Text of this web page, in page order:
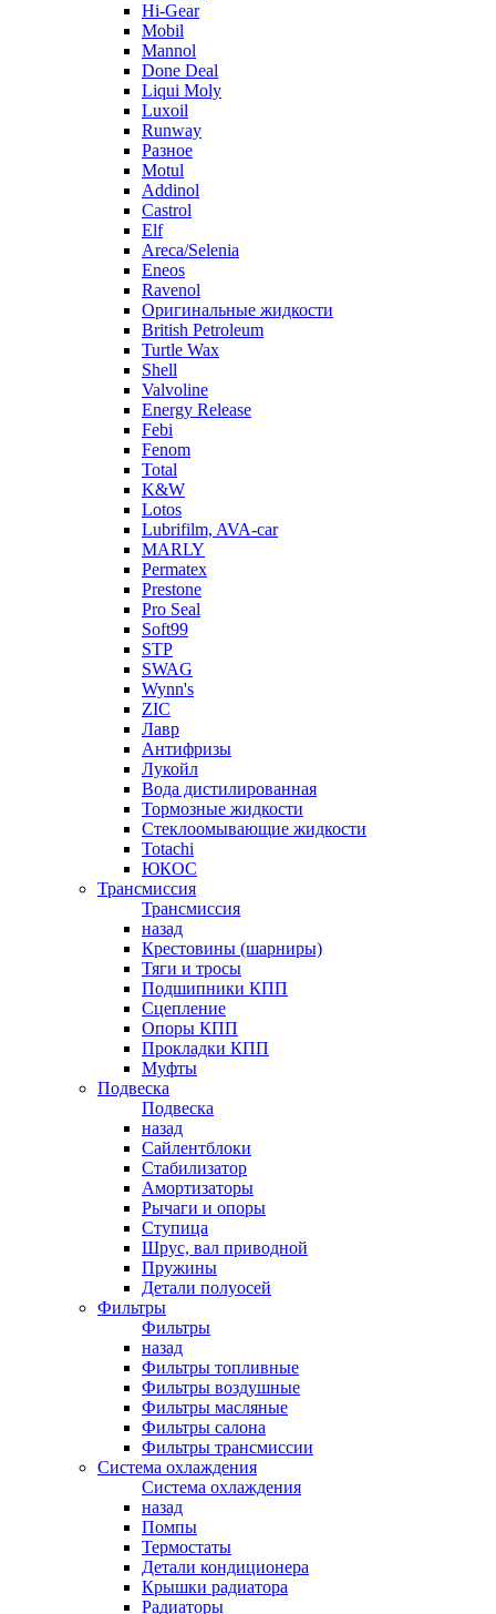
Hi-Gear
Mobil
Mannol
Done Deal
Liqui Moly
Luxoil
Runway
Разное
Motul
Addinol
Castrol
Elf
Areca/Selenia
Eneos
Ravenol
Оригинальные жидкости
British Petroleum
Turtle Wax
Shell
Valvoline
Energy Release
Febi
Fenom
Total
K&W
Lotos
Lubrifilm, AVA-car
MARLY
Permatex
Prestone
Pro Seal
Soft99
STP
SWAG
Wynn's
ZIC
Лавр
Антифризы
Лукойл
Вода дистилированная
Тормозные жидкости
Стеклоомывающие жидкости
Totachi
ЮКОС
Трансмиссия
Трансмиссия
назад
Крестовины (шарниры)
Тяги и тросы
Подшипники КПП
Сцепление
Опоры КПП
Прокладки КПП
Муфты
Подвеска
Подвеска
назад
Сайлентблоки
Стабилизатор
Амортизаторы
Рычаги и опоры
Ступица
Шрус, вал приводной
Пружины
Детали полуосей
Фильтры
Фильтры
назад
Фильтры топливные
Фильтры воздушные
Фильтры масляные
Фильтры салона
Фильтры трансмиссии
Система охлаждения
Система охлаждения
назад
Помпы
Термостаты
Детали кондиционера
Крышки радиатора
Радиаторы